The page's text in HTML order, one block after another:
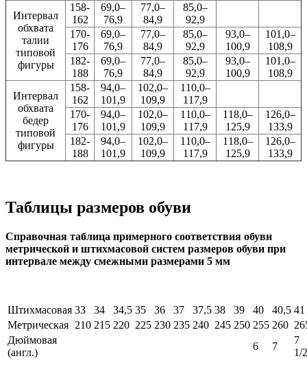
Интервал
обхвата
талии
типовой
фигуры
158-
162
69,0–
76,9
77,0–
84,9
85,0–
92,9
170-
176
69,0–
76,9
77,0–
84,9
85,0–
92,9
93,0–
100,9
101,0–
108,9
182-
188
69,0–
76,9
77,0–
84,9
85,0–
92,9
93,0–
100,9
101,0–
108,9
Интервал
обхвата
бедер
типовой
фигуры
158-
162
94,0–
101,9
102,0–
109,9
110,0–
117,9
170-
176
94,0–
101,9
102,0–
109,9
110,0–
117,9
118,0–
125,9
126,0–
133,9
182-
188
94,0–
101,9
102,0–
109,9
110,0–
117,9
118,0–
125,9
126,0–
133,9
Таблицы размеров обуви
Справочная таблица примерного соответствия обуви
метрической и штихмасовой систем размеров обуви при
интервале между смежными размерами 5 мм
Штихмасовая 33 34 34,5 35 36 37 37,5 38 39 40 40,5 41
Метрическая 210 215 220 225 230 235 240 245 250 255 260
Дюймовая
(англ.)
6 7
7
1/2